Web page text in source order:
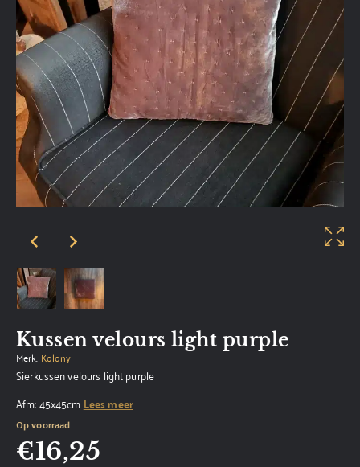
Kussen velours light purple
Merk: Kolony
Sierkussen velours light purple
Afm: 45x45cm Lees meer
Op voorraad
€16,25